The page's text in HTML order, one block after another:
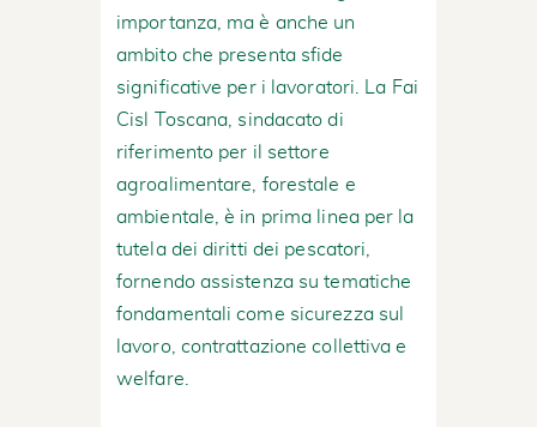
importanza, ma è anche un
ambito che presenta sfide
significative per i lavoratori. La Fai
Cisl Toscana, sindacato di
riferimento per il settore
agroalimentare, forestale e
ambientale, è in prima linea per la
tutela dei diritti dei pescatori,
fornendo assistenza su tematiche
fondamentali come sicurezza sul
lavoro, contrattazione collettiva e
welfare.